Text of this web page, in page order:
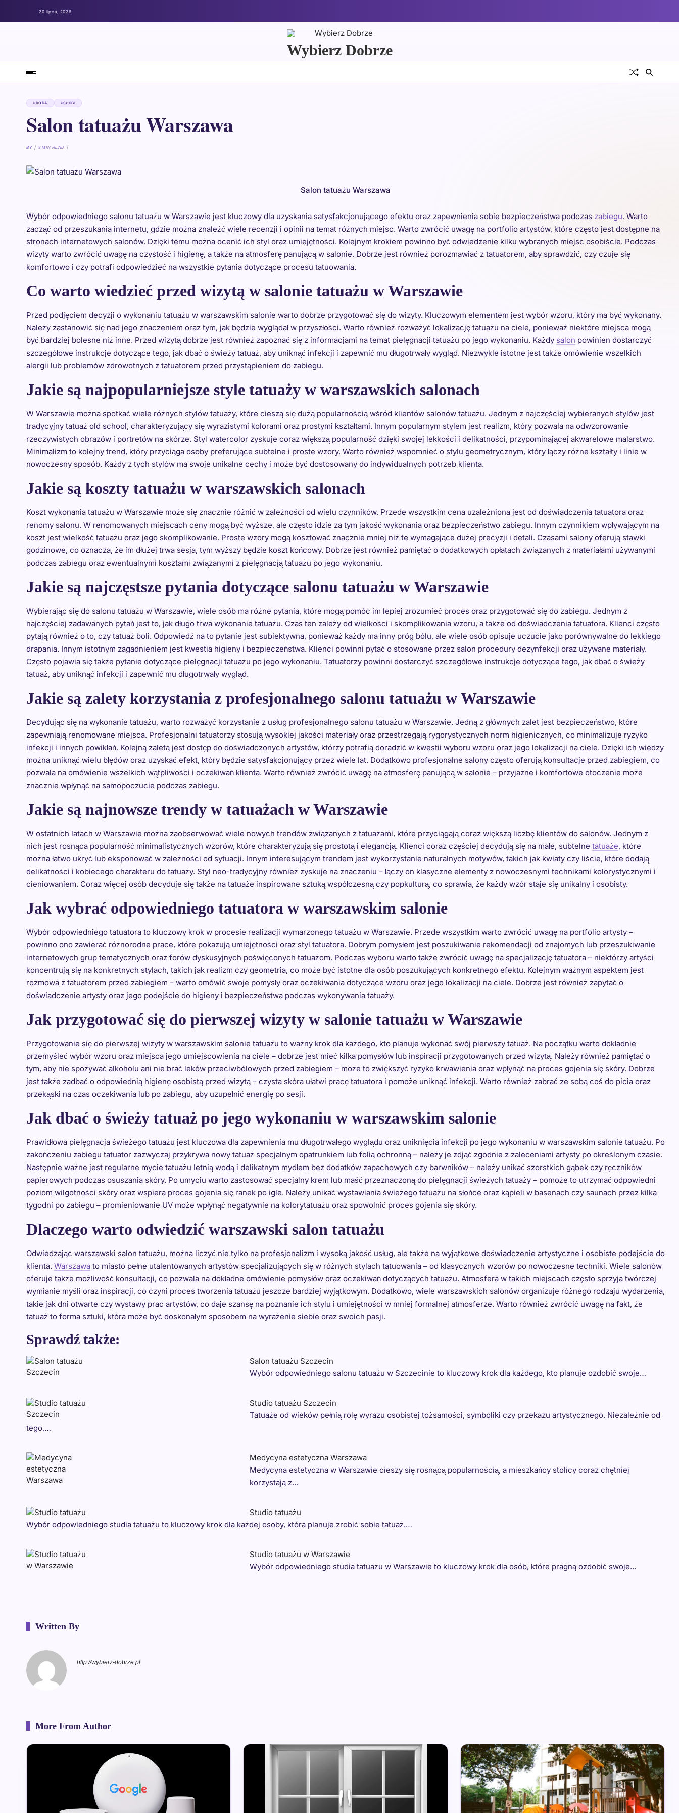
20 lipca, 2026
Wybierz Dobrze
URODA USŁUGI
Salon tatuażu Warszawa
BY 9 MIN READ
Salon tatuażu Warszawa
Wybór odpowiedniego salonu tatuażu w Warszawie jest kluczowy dla uzyskania satysfakcjonującego efektu oraz zapewnienia sobie bezpieczeństwa podczas zabiegu. Warto
zacząć od przeszukania internetu, gdzie można znaleźć wiele recenzji i opinii na temat różnych miejsc. Warto zwrócić uwagę na portfolio artystów, które często jest dostępne na
stronach internetowych salonów. Dzięki temu można ocenić ich styl oraz umiejętności. Kolejnym krokiem powinno być odwiedzenie kilku wybranych miejsc osobiście. Podczas
wizyty warto zwrócić uwagę na czystość i higienę, a także na atmosferę panującą w salonie. Dobrze jest również porozmawiać z tatuatorem, aby sprawdzić, czy czuje się
komfortowo i czy potrafi odpowiedzieć na wszystkie pytania dotyczące procesu tatuowania.
Co warto wiedzieć przed wizytą w salonie tatuażu w Warszawie
Przed podjęciem decyzji o wykonaniu tatuażu w warszawskim salonie warto dobrze przygotować się do wizyty. Kluczowym elementem jest wybór wzoru, który ma być wykonany.
Należy zastanowić się nad jego znaczeniem oraz tym, jak będzie wyglądał w przyszłości. Warto również rozważyć lokalizację tatuażu na ciele, ponieważ niektóre miejsca mogą
być bardziej bolesne niż inne. Przed wizytą dobrze jest również zapoznać się z informacjami na temat pielęgnacji tatuażu po jego wykonaniu. Każdy salon powinien dostarczyć
szczegółowe instrukcje dotyczące tego, jak dbać o świeży tatuaż, aby uniknąć infekcji i zapewnić mu długotrwały wygląd. Niezwykle istotne jest także omówienie wszelkich
alergii lub problemów zdrowotnych z tatuatorem przed przystąpieniem do zabiegu.
Jakie są najpopularniejsze style tatuaży w warszawskich salonach
W Warszawie można spotkać wiele różnych stylów tatuaży, które cieszą się dużą popularnością wśród klientów salonów tatuażu. Jednym z najczęściej wybieranych stylów jest
tradycyjny tatuaż old school, charakteryzujący się wyrazistymi kolorami oraz prostymi kształtami. Innym popularnym stylem jest realizm, który pozwala na odwzorowanie
rzeczywistych obrazów i portretów na skórze. Styl watercolor zyskuje coraz większą popularność dzięki swojej lekkości i delikatności, przypominającej akwarelowe malarstwo.
Minimalizm to kolejny trend, który przyciąga osoby preferujące subtelne i proste wzory. Warto również wspomnieć o stylu geometrycznym, który łączy różne kształty i linie w
nowoczesny sposób. Każdy z tych stylów ma swoje unikalne cechy i może być dostosowany do indywidualnych potrzeb klienta.
Jakie są koszty tatuażu w warszawskich salonach
Koszt wykonania tatuażu w Warszawie może się znacznie różnić w zależności od wielu czynników. Przede wszystkim cena uzależniona jest od doświadczenia tatuatora oraz
renomy salonu. W renomowanych miejscach ceny mogą być wyższe, ale często idzie za tym jakość wykonania oraz bezpieczeństwo zabiegu. Innym czynnikiem wpływającym na
koszt jest wielkość tatuażu oraz jego skomplikowanie. Proste wzory mogą kosztować znacznie mniej niż te wymagające dużej precyzji i detali. Czasami salony oferują stawki
godzinowe, co oznacza, że im dłużej trwa sesja, tym wyższy będzie koszt końcowy. Dobrze jest również pamiętać o dodatkowych opłatach związanych z materiałami używanymi
podczas zabiegu oraz ewentualnymi kosztami związanymi z pielęgnacją tatuażu po jego wykonaniu.
Jakie są najczęstsze pytania dotyczące salonu tatuażu w Warszawie
Wybierając się do salonu tatuażu w Warszawie, wiele osób ma różne pytania, które mogą pomóc im lepiej zrozumieć proces oraz przygotować się do zabiegu. Jednym z
najczęściej zadawanych pytań jest to, jak długo trwa wykonanie tatuażu. Czas ten zależy od wielkości i skomplikowania wzoru, a także od doświadczenia tatuatora. Klienci często
pytają również o to, czy tatuaż boli. Odpowiedź na to pytanie jest subiektywna, ponieważ każdy ma inny próg bólu, ale wiele osób opisuje uczucie jako porównywalne do lekkiego
drapania. Innym istotnym zagadnieniem jest kwestia higieny i bezpieczeństwa. Klienci powinni pytać o stosowane przez salon procedury dezynfekcji oraz używane materiały.
Często pojawia się także pytanie dotyczące pielęgnacji tatuażu po jego wykonaniu. Tatuatorzy powinni dostarczyć szczegółowe instrukcje dotyczące tego, jak dbać o świeży
tatuaż, aby uniknąć infekcji i zapewnić mu długotrwały wygląd.
Jakie są zalety korzystania z profesjonalnego salonu tatuażu w Warszawie
Decydując się na wykonanie tatuażu, warto rozważyć korzystanie z usług profesjonalnego salonu tatuażu w Warszawie. Jedną z głównych zalet jest bezpieczeństwo, które
zapewniają renomowane miejsca. Profesjonalni tatuatorzy stosują wysokiej jakości materiały oraz przestrzegają rygorystycznych norm higienicznych, co minimalizuje ryzyko
infekcji i innych powikłań. Kolejną zaletą jest dostęp do doświadczonych artystów, którzy potrafią doradzić w kwestii wyboru wzoru oraz jego lokalizacji na ciele. Dzięki ich wiedzy
można uniknąć wielu błędów oraz uzyskać efekt, który będzie satysfakcjonujący przez wiele lat. Dodatkowo profesjonalne salony często oferują konsultacje przed zabiegiem, co
pozwala na omówienie wszelkich wątpliwości i oczekiwań klienta. Warto również zwrócić uwagę na atmosferę panującą w salonie – przyjazne i komfortowe otoczenie może
znacznie wpłynąć na samopoczucie podczas zabiegu.
Jakie są najnowsze trendy w tatuażach w Warszawie
W ostatnich latach w Warszawie można zaobserwować wiele nowych trendów związanych z tatuażami, które przyciągają coraz większą liczbę klientów do salonów. Jednym z
nich jest rosnąca popularność minimalistycznych wzorów, które charakteryzują się prostotą i elegancją. Klienci coraz częściej decydują się na małe, subtelne tatuaże, które
można łatwo ukryć lub eksponować w zależności od sytuacji. Innym interesującym trendem jest wykorzystanie naturalnych motywów, takich jak kwiaty czy liście, które dodają
delikatności i kobiecego charakteru do tatuaży. Styl neo-tradycyjny również zyskuje na znaczeniu – łączy on klasyczne elementy z nowoczesnymi technikami kolorystycznymi i
cieniowaniem. Coraz więcej osób decyduje się także na tatuaże inspirowane sztuką współczesną czy popkulturą, co sprawia, że każdy wzór staje się unikalny i osobisty.
Jak wybrać odpowiedniego tatuatora w warszawskim salonie
Wybór odpowiedniego tatuatora to kluczowy krok w procesie realizacji wymarzonego tatuażu w Warszawie. Przede wszystkim warto zwrócić uwagę na portfolio artysty –
powinno ono zawierać różnorodne prace, które pokazują umiejętności oraz styl tatuatora. Dobrym pomysłem jest poszukiwanie rekomendacji od znajomych lub przeszukiwanie
internetowych grup tematycznych oraz forów dyskusyjnych poświęconych tatuażom. Podczas wyboru warto także zwrócić uwagę na specjalizację tatuatora – niektórzy artyści
koncentrują się na konkretnych stylach, takich jak realizm czy geometria, co może być istotne dla osób poszukujących konkretnego efektu. Kolejnym ważnym aspektem jest
rozmowa z tatuatorem przed zabiegiem – warto omówić swoje pomysły oraz oczekiwania dotyczące wzoru oraz jego lokalizacji na ciele. Dobrze jest również zapytać o
doświadczenie artysty oraz jego podejście do higieny i bezpieczeństwa podczas wykonywania tatuaży.
Jak przygotować się do pierwszej wizyty w salonie tatuażu w Warszawie
Przygotowanie się do pierwszej wizyty w warszawskim salonie tatuażu to ważny krok dla każdego, kto planuje wykonać swój pierwszy tatuaż. Na początku warto dokładnie
przemyśleć wybór wzoru oraz miejsca jego umiejscowienia na ciele – dobrze jest mieć kilka pomysłów lub inspiracji przygotowanych przed wizytą. Należy również pamiętać o
tym, aby nie spożywać alkoholu ani nie brać leków przeciwbólowych przed zabiegiem – może to zwiększyć ryzyko krwawienia oraz wpłynąć na proces gojenia się skóry. Dobrze
jest także zadbać o odpowiednią higienę osobistą przed wizytą – czysta skóra ułatwi pracę tatuatora i pomoże uniknąć infekcji. Warto również zabrać ze sobą coś do picia oraz
przekąski na czas oczekiwania lub po zabiegu, aby uzupełnić energię po sesji.
Jak dbać o świeży tatuaż po jego wykonaniu w warszawskim salonie
Prawidłowa pielęgnacja świeżego tatuażu jest kluczowa dla zapewnienia mu długotrwałego wyglądu oraz uniknięcia infekcji po jego wykonaniu w warszawskim salonie tatuażu. Po
zakończeniu zabiegu tatuator zazwyczaj przykrywa nowy tatuaż specjalnym opatrunkiem lub folią ochronną – należy je zdjąć zgodnie z zaleceniami artysty po określonym czasie.
Następnie ważne jest regularne mycie tatuażu letnią wodą i delikatnym mydłem bez dodatków zapachowych czy barwników – należy unikać szorstkich gąbek czy ręczników
papierowych podczas osuszania skóry. Po umyciu warto zastosować specjalny krem lub maść przeznaczoną do pielęgnacji świeżych tatuaży – pomoże to utrzymać odpowiedni
poziom wilgotności skóry oraz wspiera proces gojenia się ranek po igle. Należy unikać wystawiania świeżego tatuażu na słońce oraz kąpieli w basenach czy saunach przez kilka
tygodni po zabiegu – promieniowanie UV może wpłynąć negatywnie na kolorytatuażu oraz spowolnić proces gojenia się skóry.
Dlaczego warto odwiedzić warszawski salon tatuażu
Odwiedzając warszawski salon tatuażu, można liczyć nie tylko na profesjonalizm i wysoką jakość usług, ale także na wyjątkowe doświadczenie artystyczne i osobiste podejście do
klienta. Warszawa to miasto pełne utalentowanych artystów specjalizujących się w różnych stylach tatuowania – od klasycznych wzorów po nowoczesne techniki. Wiele salonów
oferuje także możliwość konsultacji, co pozwala na dokładne omówienie pomysłów oraz oczekiwań dotyczących tatuażu. Atmosfera w takich miejscach często sprzyja twórczej
wymianie myśli oraz inspiracji, co czyni proces tworzenia tatuażu jeszcze bardziej wyjątkowym. Dodatkowo, wiele warszawskich salonów organizuje różnego rodzaju wydarzenia,
takie jak dni otwarte czy wystawy prac artystów, co daje szansę na poznanie ich stylu i umiejętności w mniej formalnej atmosferze. Warto również zwrócić uwagę na fakt, że
tatuaż to forma sztuki, która może być doskonałym sposobem na wyrażenie siebie oraz swoich pasji.
Sprawdź także:
Salon tatuażu Szczecin
Wybór odpowiedniego salonu tatuażu w Szczecinie to kluczowy krok dla każdego, kto planuje ozdobić swoje…
Studio tatuażu Szczecin
Tatuaże od wieków pełnią rolę wyrazu osobistej tożsamości, symboliki czy przekazu artystycznego. Niezależnie od
tego,…
Medycyna estetyczna Warszawa
Medycyna estetyczna w Warszawie cieszy się rosnącą popularnością, a mieszkańcy stolicy coraz chętniej
korzystają z…
Studio tatuażu
Wybór odpowiedniego studia tatuażu to kluczowy krok dla każdej osoby, która planuje zrobić sobie tatuaż.…
Studio tatuażu w Warszawie
Wybór odpowiedniego studia tatuażu w Warszawie to kluczowy krok dla osób, które pragną ozdobić swoje…
Written By
http://wybierz-dobrze.pl
More From Author